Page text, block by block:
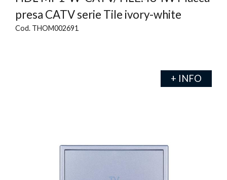
presa CATV serie Tile ivory-white
Cod. THOM002691
+ INFO